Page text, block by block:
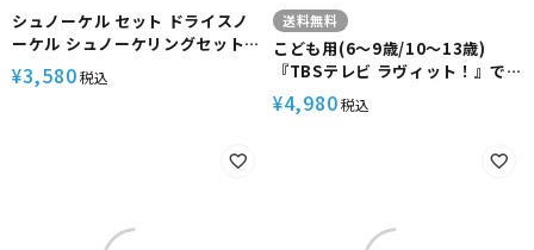
シュノーケル セット ドライスノ
ーケル シュノーケリングセット
マスク スノーケル 2点セット
HeleiWaho ヘレイワホ Kalama
¥3,580税込
送料無料
こども用(6～9歳/10～13歳)
『TBSテレビ ラヴィット！』で
紹介された フルフェイスマスク
＆フィンセット HeleiWaho ヘ
ドライシュノーケル メッシュバ
¥4,980税込